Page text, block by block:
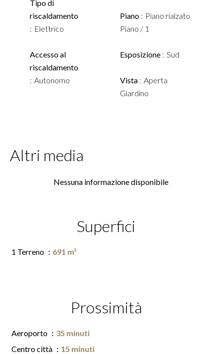
Tipo di
riscaldamento
Elettrico
Accesso al
riscaldamento
Autonomo
Piano
Piano rialzato
Piano / 1
Esposizione Sud
Vista
Aperta
Giardino
Altri media
Nessuna informazione disponibile
Superfici
1 Terreno 691 m²
Prossimità
Aeroporto
35 minuti
Centro città
15 minuti